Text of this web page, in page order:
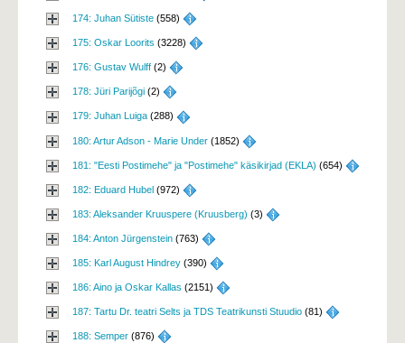
174: Juhan Sütiste (558)
175: Oskar Loorits (3228)
176: Gustav Wulff (2)
178: Jüri Parijõgi (2)
179: Juhan Luiga (288)
180: Artur Adson - Marie Under (1852)
181: "Eesti Postimehe" ja "Postimehe" käsikirjad (EKLA) (654)
182: Eduard Hubel (972)
183: Aleksander Kruuspere (Kruusberg) (3)
184: Anton Jürgenstein (763)
185: Karl August Hindrey (390)
186: Aino ja Oskar Kallas (2151)
187: Tartu Dr. teatri Selts ja TDS Teatrikunsti Stuudio (81)
188: Semper (876)